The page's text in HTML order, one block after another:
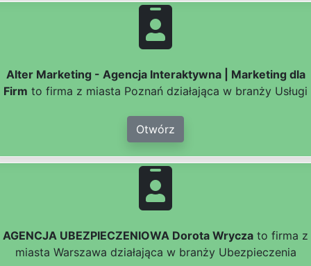
Alter Marketing - Agencja Interaktywna | Marketing dla
Firm to firma z miasta Poznań działająca w branży Usługi
Otwórz
AGENCJA UBEZPIECZENIOWA Dorota Wrycza to firma z
miasta Warszawa działająca w branży Ubezpieczenia